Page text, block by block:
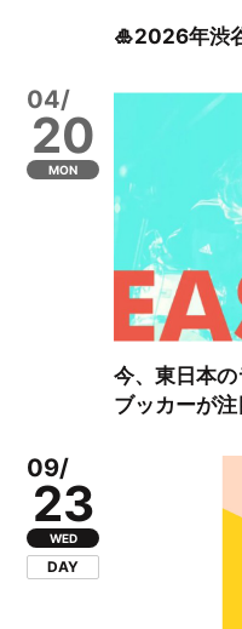
🎍2026年渋
04/
20
MON
今、東日本の
ブッカーが
09/
23
WED
DAY